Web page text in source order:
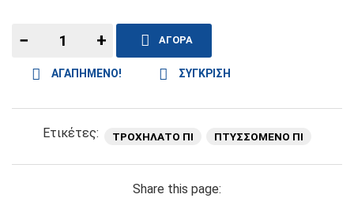
− + ΑΓΟΡΆ
ΑΓΑΠΗΜΈΝΟ! ΣΎΓΚΡΙΣΗ
Ετικέτες: ΤΡΟΧΉΛΑΤΟ ΠΙ ΠΤΥΣΣΟΜΕΝΟ ΠΙ
Share this page: